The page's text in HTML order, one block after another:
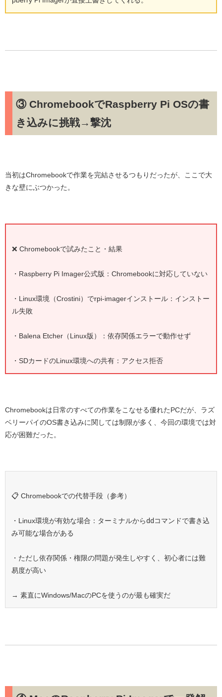
③ ChromebookでRaspberry Pi OSの書
き込みに挑戦→撃沈
当初はChromebookで作業を完結させるつもりだったが、ここで大
きな壁にぶつかった。
❌ Chromebookで試みたこと・結果
・ Raspberry Pi Imager公式版 ：Chromebookに対応していない
・ Linux環境（Crostini）でrpi-imagerインストール ：インストー
ル失敗
・ Balena Etcher（Linux版） ：依存関係エラーで動作せず
・ SDカードのLinux環境への共有 ：アクセス拒否
Chromebookは日常のすべての作業をこなせる優れたPCだが、 ラズ
ベリーパイのOS書き込みに関しては制限が多く、今回の環境では対
応が困難だった 。
📋 Chromebookでの代替手段（参考）
・Linux環境が有効な場合：ターミナルからdd コマンドで書き込
み可能な場合がある
・ただし依存関係・権限の問題が発生しやすく、初心者には難
易度が高い
→ 素直にWindows/MacのPCを使うのが最も確実だ